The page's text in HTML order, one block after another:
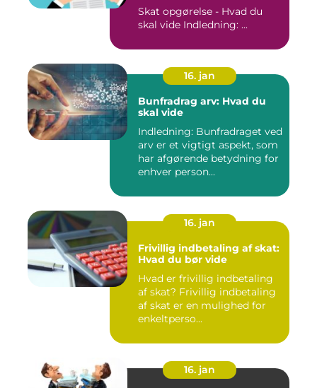
Skat opgørelse - Hvad du
skal vide Indledning: ...
16. jan
Bunfradrag arv: Hvad du
skal vide
Indledning: Bunfradraget ved
arv er et vigtigt aspekt, som
har afgørende betydning for
enhver person...
16. jan
Frivillig indbetaling af skat:
Hvad du bør vide
Hvad er frivillig indbetaling
af skat? Frivillig indbetaling
af skat er en mulighed for
enkeltperso...
16. jan